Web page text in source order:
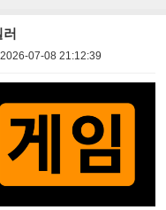
2026-07-08 21:12:39